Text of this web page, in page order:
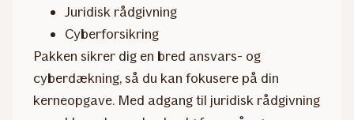
Juridisk rådgivning
Cyberforsikring
Pakken sikrer dig en bred ansvars- og
cyberdækning, så du kan fokusere på din
kerneopgave. Med adgang til juridisk rådgivning